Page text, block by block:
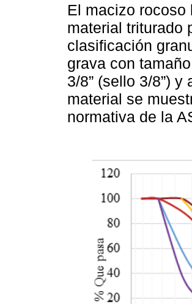
El macizo rocoso
material triturado
clasificación
grava con
3/8” (sello 3/8”)
material se
normativa de la